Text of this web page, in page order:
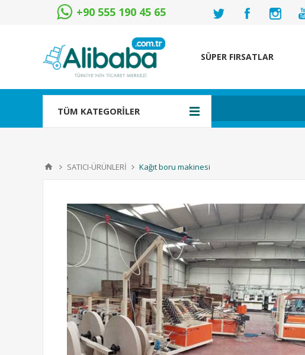
+90 555 190 45 65
SÜPER FIRSATLAR
TÜM KATEGORİLER
SATICI-ÜRÜNLERİ Kağıt boru makinesi